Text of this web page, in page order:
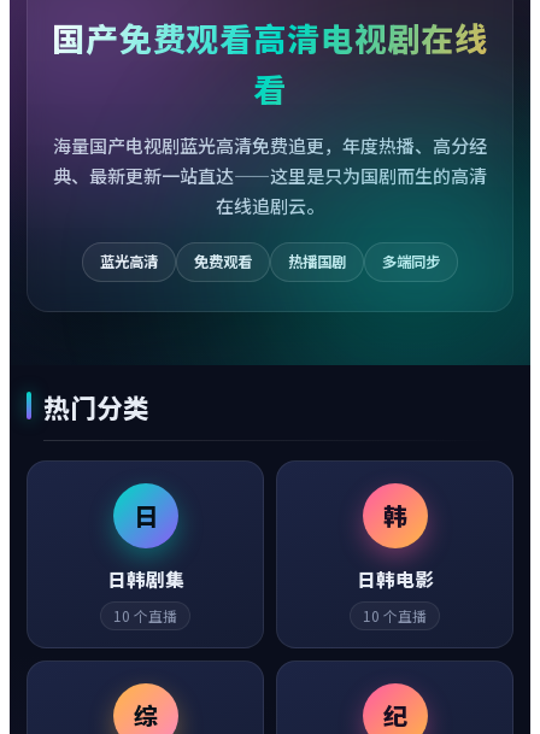
国产免费观看高清电视剧在线
看
海量国产电视剧蓝光高清免费追更，年度热播、高分经
典、最新更新一站直达——这里是只为国剧而生的高清
在线追剧云。
蓝光高清 免费观看 热播国剧 多端同步
热门分类
日
日韩剧集
10 个直播
韩
日韩电影
10 个直播
综 纪